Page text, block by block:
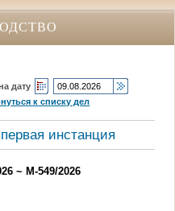
дату
к списку дел
инстанция
~ М-549/2026